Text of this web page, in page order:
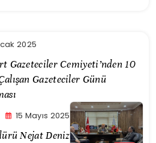
2025
Gazeteciler Cemiyeti’nden 10
Gazeteciler Günü
15 Mayıs 2025
Nejat Deniz